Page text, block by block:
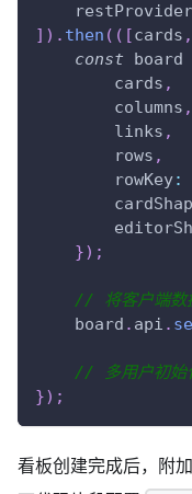
    restProvider
] ) . then ( ( [cards ,
const board
        cards
,
        columns
,
        links
,
        rows
,
rowKey:
}) ;
// 将客户端数
    board
. api .
// 多用户初
}) ;
看板创建完成后，附